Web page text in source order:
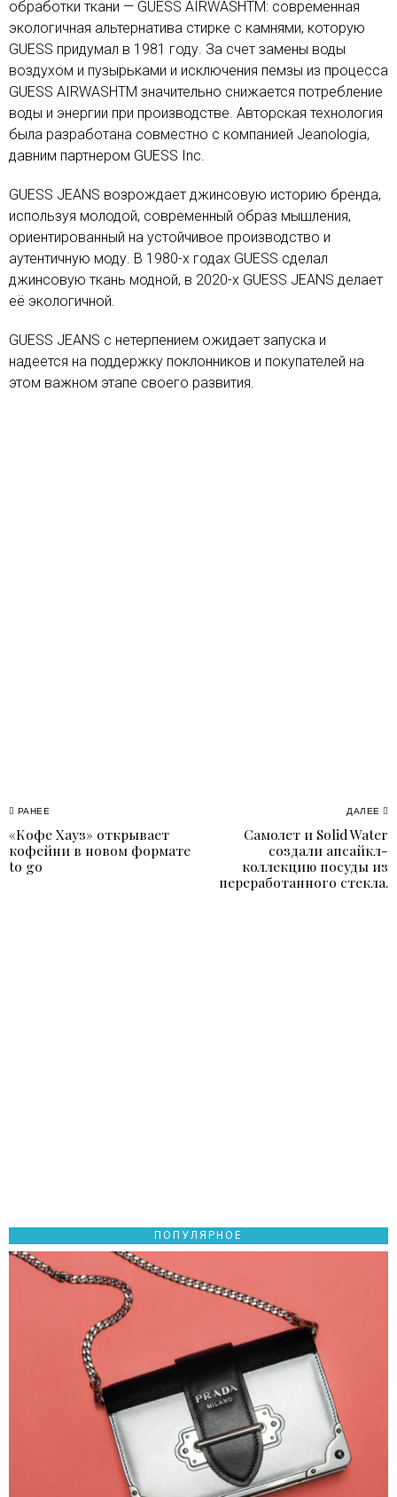
обработки ткани — GUESS AIRWASHTM: современная
экологичная альтернатива стирке с камнями, которую
GUESS придумал в 1981 году. За счет замены воды
воздухом и пузырьками и исключения пемзы из процесса
GUESS AIRWASHTM значительно снижается потребление
воды и энергии при производстве. Авторская технология
была разработана совместно с компанией Jeanologia,
давним партнером GUESS Inc.
GUESS JEANS возрождает джинсовую историю бренда,
используя молодой, современный образ мышления,
ориентированный на устойчивое производство и
аутентичную моду. В 1980-х годах GUESS сделал
джинсовую ткань модной, в 2020-х GUESS JEANS делает
её экологичной.
GUESS JEANS с нетерпением ожидает запуска и
надеется на поддержку поклонников и покупателей на
этом важном этапе своего развития.
Навигация
по
РАНЕЕ
Previous
post:
«Кофе Хауз» открывает
кофейни в новом формате
to go
ДАЛЕЕ
Самолет и Solid Water
создали апсайкл-
коллекцию посуды из
переработанного стекла.
ПОПУЛЯРНОЕ